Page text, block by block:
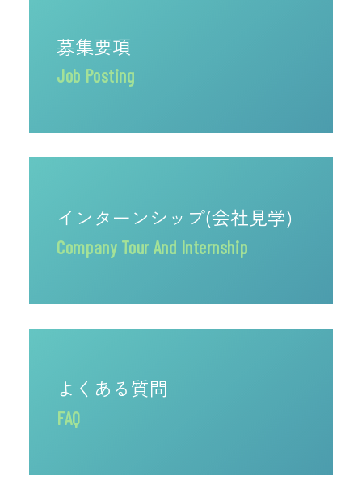
募集要項
Job Posting
インターンシップ(会社見学)
Company Tour And Internship
よくある質問
FAQ